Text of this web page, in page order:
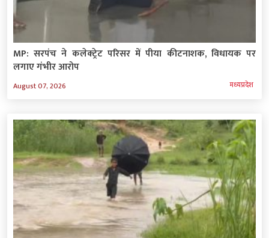
MP: सरपंच ने कलेक्ट्रेट परिसर में पीया कीटनाशक, विधायक पर
लगाए गंभीर आरोप
August 07, 2026 मध्‍यप्रदेश